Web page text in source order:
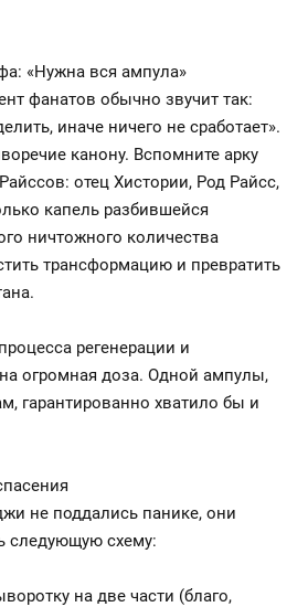
«Нужна вся ампула»
фанатов обычно звучит так:
иначе ничего не сработает».
канону. Вспомните арку
отец Хистории, Род Райсс,
капель разбившейся
ничтожного количества
трансформацию и превратить
регенерации и
огромная доза. Одной ампулы,
гарантированно хватило бы и
не поддались панике, они
следующую схему:
на две части (благо,